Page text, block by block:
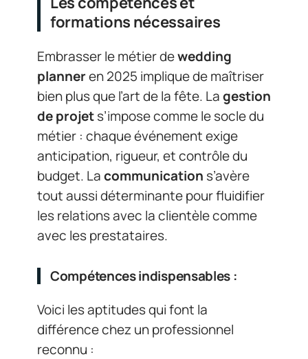
formations nécessaires
Embrasser le métier dewedding
planneren 2025 implique de maîtriser
bien plus que l’art de la fête. Lagestion
de projets’impose comme le socle du
métier : chaque événement exige
anticipation, rigueur, et contrôle du
budget. Lacommunication s’avère
tout aussi déterminante pour fluidifier
les relations avec la clientèle comme
avec les prestataires.
Compétences indispensables :
Voici les aptitudes qui font la
différence chez un professionnel
reconnu :